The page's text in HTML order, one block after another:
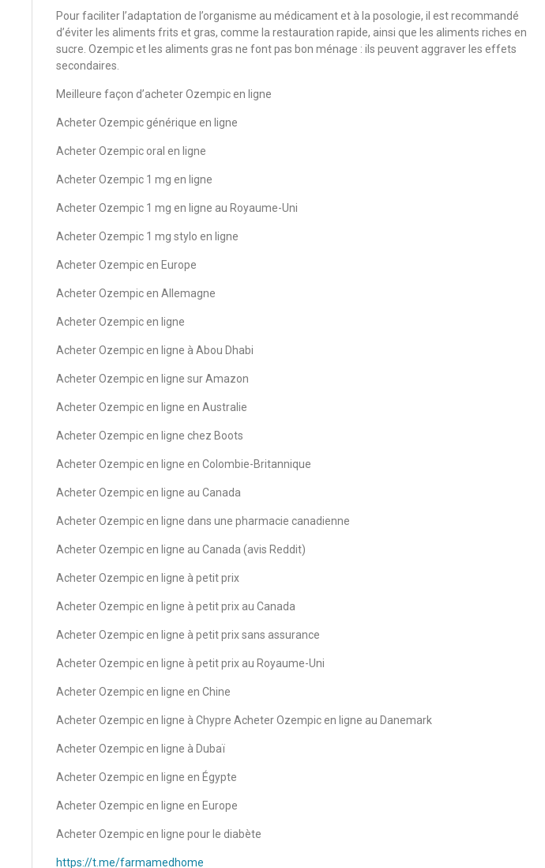
Pour faciliter l’adaptation de l’organisme au médicament et à la posologie, il est recommandé
d’éviter les aliments frits et gras, comme la restauration rapide, ainsi que les aliments riches en
sucre. Ozempic et les aliments gras ne font pas bon ménage : ils peuvent aggraver les effets
secondaires.
Meilleure façon d’acheter Ozempic en ligne
Acheter Ozempic générique en ligne
Acheter Ozempic oral en ligne
Acheter Ozempic 1 mg en ligne
Acheter Ozempic 1 mg en ligne au Royaume-Uni
Acheter Ozempic 1 mg stylo en ligne
Acheter Ozempic en Europe
Acheter Ozempic en Allemagne
Acheter Ozempic en ligne
Acheter Ozempic en ligne à Abou Dhabi
Acheter Ozempic en ligne sur Amazon
Acheter Ozempic en ligne en Australie
Acheter Ozempic en ligne chez Boots
Acheter Ozempic en ligne en Colombie-Britannique
Acheter Ozempic en ligne au Canada
Acheter Ozempic en ligne dans une pharmacie canadienne
Acheter Ozempic en ligne au Canada (avis Reddit)
Acheter Ozempic en ligne à petit prix
Acheter Ozempic en ligne à petit prix au Canada
Acheter Ozempic en ligne à petit prix sans assurance
Acheter Ozempic en ligne à petit prix au Royaume-Uni
Acheter Ozempic en ligne en Chine
Acheter Ozempic en ligne à Chypre Acheter Ozempic en ligne au Danemark
Acheter Ozempic en ligne à Dubaï
Acheter Ozempic en ligne en Égypte
Acheter Ozempic en ligne en Europe
Acheter Ozempic en ligne pour le diabète
https://t.me/farmamedhome